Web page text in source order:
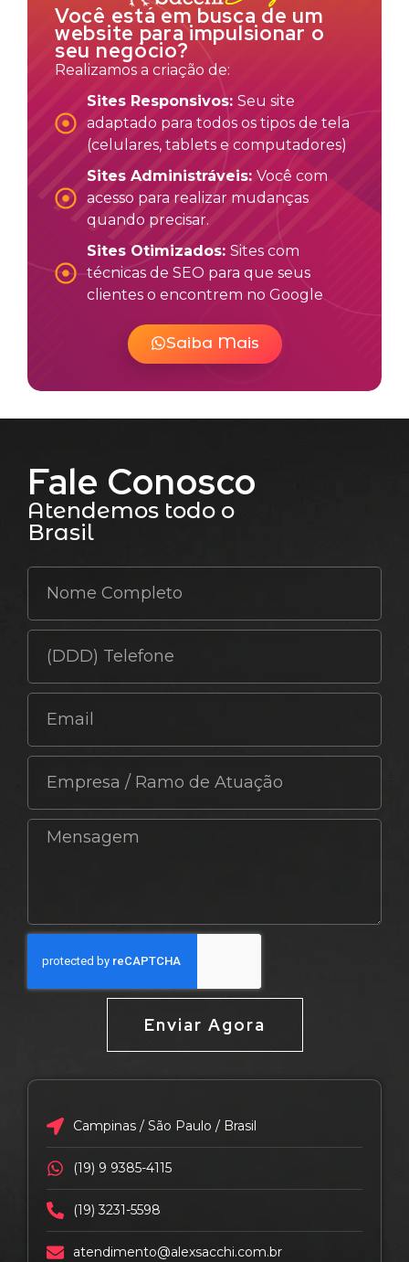
Você está em busca de um
website para impulsionar o
seu negócio?
Realizamos a criação de:
Sites Responsivos: Seu site
adaptado para todos os tipos de tela
(celulares, tablets e computadores)
Sites Administráveis: Você com
acesso para realizar mudanças
quando precisar.
Sites Otimizados: Sites com
técnicas de SEO para que seus
clientes o encontrem no Google
Saiba Mais
Fale Conosco
Atendemos todo o
Brasil
Enviar Agora
Campinas / São Paulo / Brasil
(19) 9 9385-4115
(19) 3231-5598
atendimento@alexsacchi.com.br